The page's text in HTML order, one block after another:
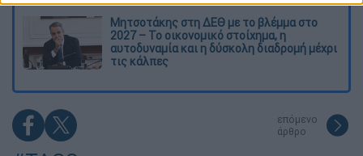
Μητσοτάκης στη ΔΕΘ με το βλέμμα στο
2027 – Το οικονομικό στοίχημα, η
αυτοδυναμία και η δύσκολη διαδρομή μέχρι
τις κάλπες
επόμενο
άρθρο